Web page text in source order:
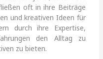
oft in ihre Beiträge
und kreativen Ideen für
durch ihre Expertise,
den Alltag zu
zu bieten.